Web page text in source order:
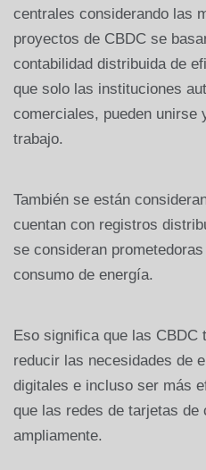
centrales considerando las
proyectos de CBDC se
contabilidad distribuida de
que solo las instituciones
comerciales, pueden unirse
trabajo.
También se están
cuentan con registros
se consideran
consumo de energía.
Eso significa que las CBDC
reducir las necesidades de
digitales e incluso ser más
que las redes de tarjetas de
ampliamente.